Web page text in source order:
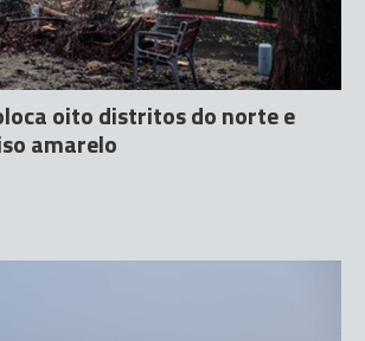
oito distritos do norte e
amarelo